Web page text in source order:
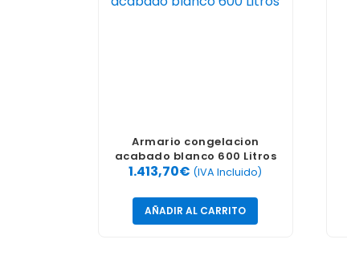
Armario congelacion
acabado blanco 600 Litros
1.413,70€ (IVA Incluido)
AÑADIR AL CARRITO